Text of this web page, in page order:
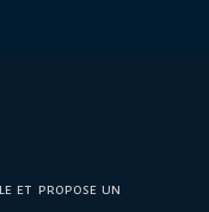
et propose un